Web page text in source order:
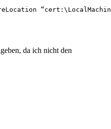
da ich nicht den